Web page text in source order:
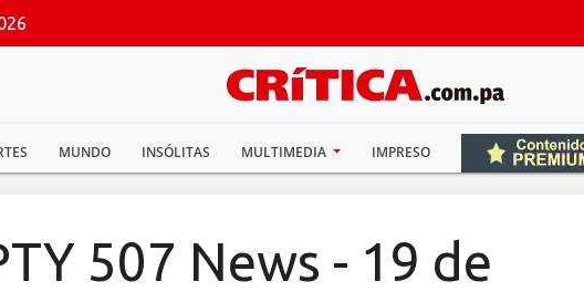
MUNDO INSÓLITAS MULTIMEDIA IMPRESO
507 News - 19 de